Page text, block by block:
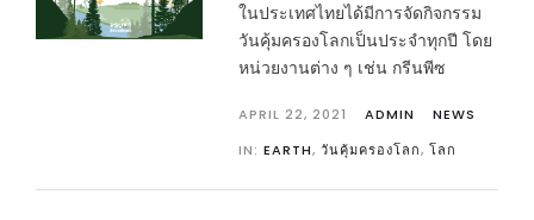
ในประเทศไทยได้มีการจัดกิจกรรม
วันคุ้มครองโลกเป็นประจำทุกปี โดย
หน่วยงานต่าง ๆ เช่น กรีนพีซ
APRIL 22, 2021 ADMIN
NEWS
IN: EARTH, วันคุ้มครองโลก, โลก